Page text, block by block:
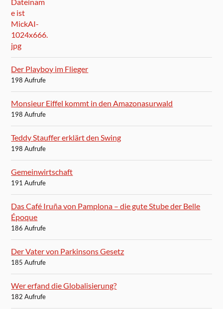
Der Playboy im Flieger
198 Aufrufe
Monsieur Eiffel kommt in den Amazonasurwald
198 Aufrufe
Teddy Stauffer erklärt den Swing
198 Aufrufe
Gemeinwirtschaft
191 Aufrufe
Das Café Iruña von Pamplona – die gute Stube der Belle
Époque
186 Aufrufe
Der Vater von Parkinsons Gesetz
185 Aufrufe
Wer erfand die Globalisierung?
182 Aufrufe